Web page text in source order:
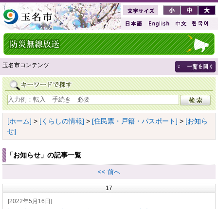
玉名市コンテンツ
[ホーム] > [くらしの情報] > [住民票・戸籍・パスポート] > [お知ら
せ]
「お知らせ」の記事一覧
<< 前へ
17
[2022年5月16日]